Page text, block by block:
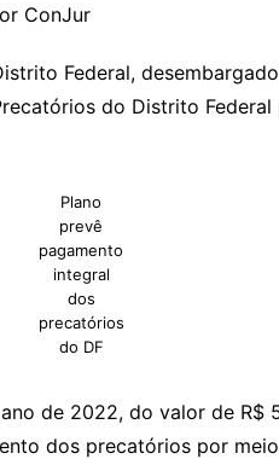
ConJur
Federal,
do Distrito
Plano
prevê
pagamento
integral
dos
precatórios
do DF
de 2022, do valor de R$
dos precatórios por